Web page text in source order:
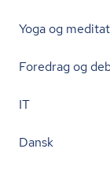
Yoga og
Foredrag og
IT
Dansk